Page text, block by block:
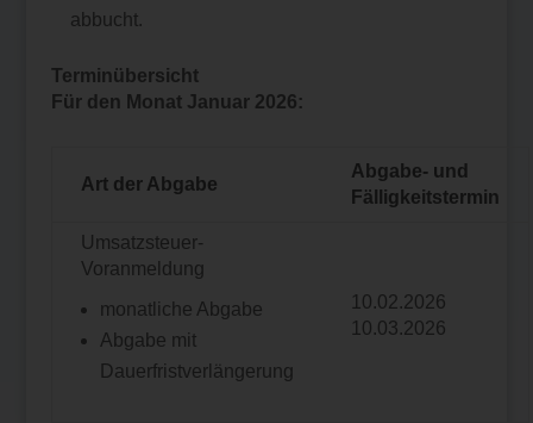
abbucht.
Terminübersicht
Für den Monat Januar 2026:
Art der Abgabe
Abgabe- und
Fälligkeitstermin
Umsatzsteuer-
Voranmeldung
monatliche Abgabe
Abgabe mit
Dauerfristverlängerung
10.02.2026
10.03.2026